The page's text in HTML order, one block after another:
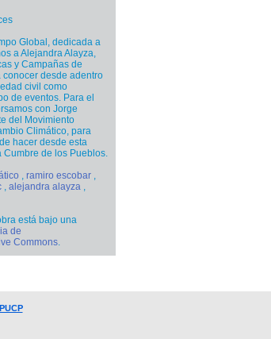
Global, dedicada a
a Alejandra Alayza,
y Campañas de
conocer desde adentro
civil como
de eventos. Para el
con Jorge
del Movimiento
Climático, para
hacer desde esta
de los Pueblos.
, ramiro escobar ,
, alejandra alayza ,
está bajo una
de
Commons.